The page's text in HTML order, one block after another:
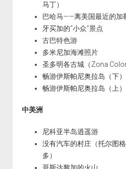
马丁）
巴哈马——离美国最近的加
牙买加的“小众”景点
古巴特色游
多米尼加海滩照片
圣多明各古城（Zona
畅游伊斯帕尼奥拉岛（下
畅游伊斯帕尼奥拉岛（上
中美洲
尼科亚半岛逍遥游
没有汽车的村庄（托尔图
多）